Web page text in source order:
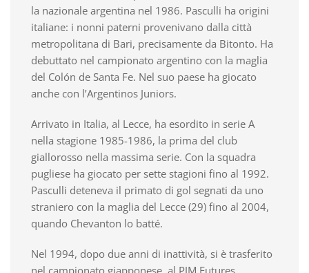
la nazionale argentina nel 1986. Pasculli ha origini
italiane: i nonni paterni provenivano dalla città
metropolitana di Bari, precisamente da Bitonto. Ha
debuttato nel campionato argentino con la maglia
del Colón de Santa Fe. Nel suo paese ha giocato
anche con l’Argentinos Juniors.
Arrivato in Italia, al Lecce, ha esordito in serie A
nella stagione 1985-1986, la prima del club
giallorosso nella massima serie. Con la squadra
pugliese ha giocato per sette stagioni fino al 1992.
Pasculli deteneva il primato di gol segnati da uno
straniero con la maglia del Lecce (29) fino al 2004,
quando Chevanton lo batté.
Nel 1994, dopo due anni di inattività, si è trasferito
nel campionato giapponese, al PJM Futures